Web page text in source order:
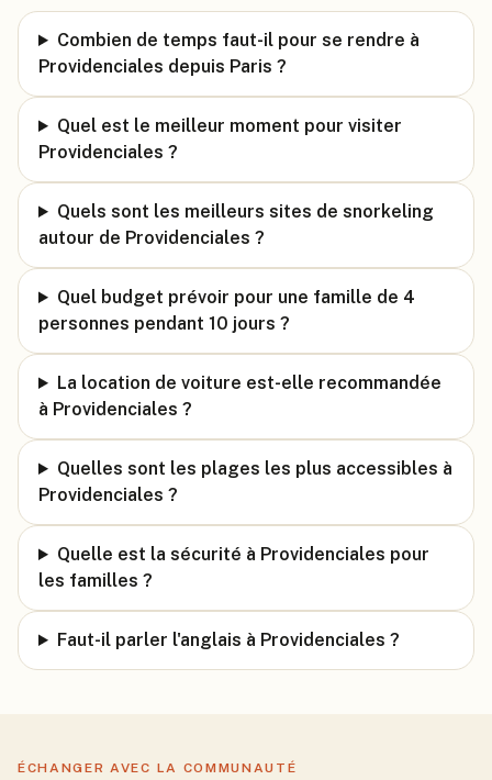
Combien de temps faut-il pour se rendre à
Providenciales depuis Paris ?
Quel est le meilleur moment pour visiter
Providenciales ?
Quels sont les meilleurs sites de snorkeling
autour de Providenciales ?
Quel budget prévoir pour une famille de 4
personnes pendant 10 jours ?
La location de voiture est-elle recommandée
à Providenciales ?
Quelles sont les plages les plus accessibles à
Providenciales ?
Quelle est la sécurité à Providenciales pour
les familles ?
Faut-il parler l'anglais à Providenciales ?
ÉCHANGER AVEC LA COMMUNAUTÉ